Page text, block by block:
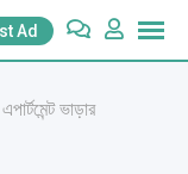
Ad
ভাড়ার